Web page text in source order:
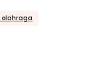
olahraga